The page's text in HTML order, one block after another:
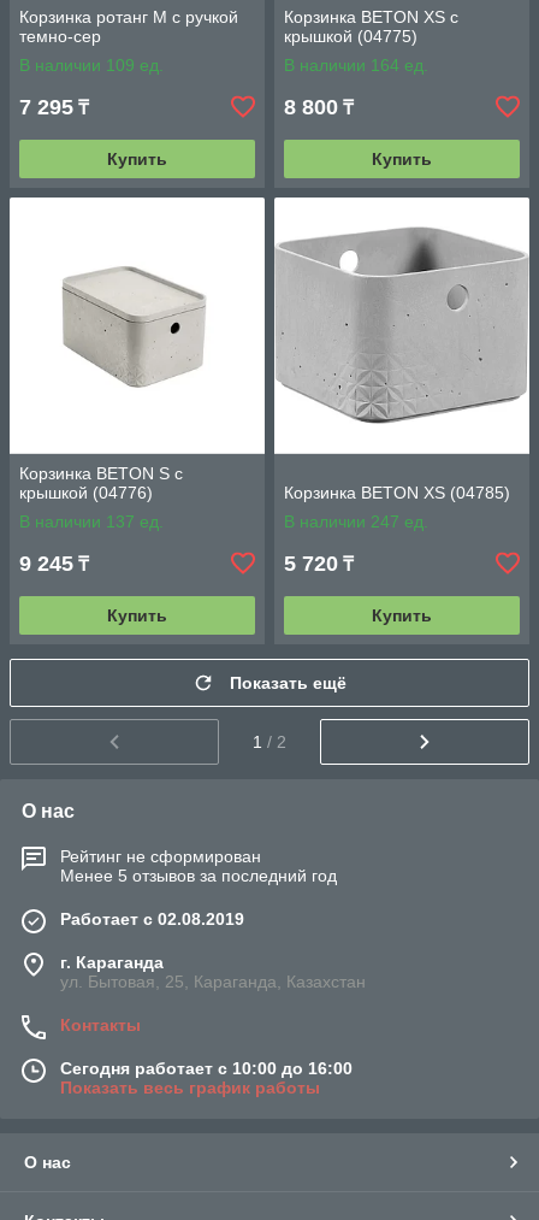
Корзинка ротанг M с ручкой
темно-сер
В наличии 109 ед.
7 295 ₸
Купить
Корзинка BETON XS с
крышкой (04775)
В наличии 164 ед.
8 800 ₸
Купить
Корзинка BETON S с
крышкой (04776)
В наличии 137 ед.
9 245 ₸
Купить
Корзинка BETON XS (04785)
В наличии 247 ед.
5 720 ₸
Купить
Показать ещё
1 / 2
О нас
Рейтинг не сформирован
Менее 5 отзывов за последний год
Работает с 02.08.2019
г. Караганда
ул. Бытовая, 25, Караганда, Казахстан
Контакты
Сегодня работает с 10:00 до 16:00
Показать весь график работы
О нас